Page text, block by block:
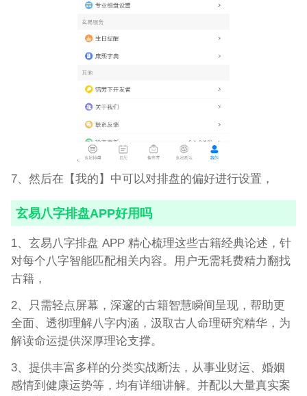
7、然后在【我的】中可以对排盘的偏好进行设置，
玄易八字排盘APP好用吗
1、玄易八字排盘 APP 精心梳理这些古籍经典论述，针
对每个八字智能匹配相关内容。用户无需耗费精力翻找
古籍，
2、只需轻点屏幕，深邃的古籍智慧瞬间呈现，帮助更
全面、透彻理解八字内涵，汲取古人命理研究精华，为
解读命运提供深厚理论支撑。
3、提供丰富多样的分类实战断法，从事业财运、婚姻
感情到健康运势等，均有详细讲解。并配以大量真实案